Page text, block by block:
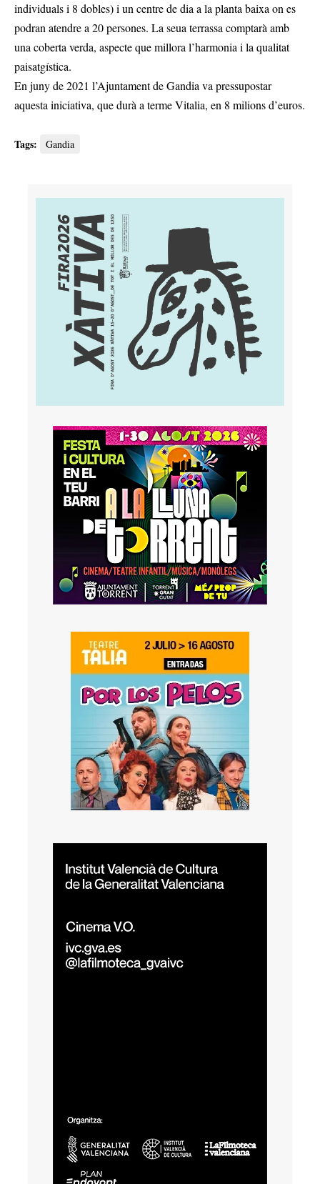
individuals i 8 dobles) i un centre de dia a la planta baixa on es
podran atendre a 20 persones. La seua terrassa comptarà amb
una coberta verda, aspecte que millora l’harmonia i la qualitat
paisatgística.
En juny de 2021 l’Ajuntament de Gandia va pressupostar
aquesta iniciativa, que durà a terme Vitalia, en 8 milions d’euros.
Tags: Gandia